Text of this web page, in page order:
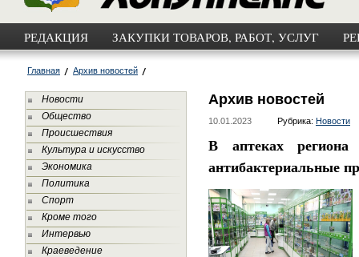
РЕДАКЦИЯ ЗАКУПКИ ТОВАРОВ, РАБОТ, УСЛУГ
Главная Архив новостей
Новости
Общество
Происшествия
Культура и искусство
Экономика
Политика
Спорт
Кроме того
Интервью
Краеведение
Архив новостей
10.01.2023 Рубрика: Новости
В аптеках
антибактериальные